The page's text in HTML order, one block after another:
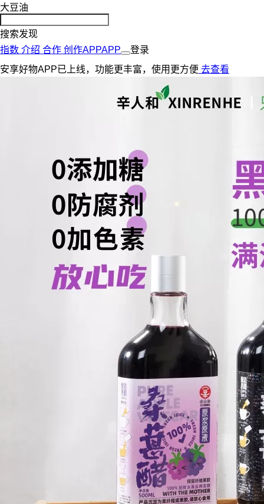
大豆油
搜索发现
指数 介绍 合作 创作APPAPP
登录
安享好物APP已上线，功能更丰富，使用更方便 去查看